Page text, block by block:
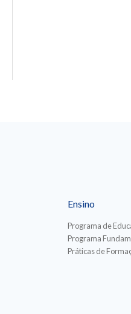
Ensino
Programa de
Programa
Práticas de